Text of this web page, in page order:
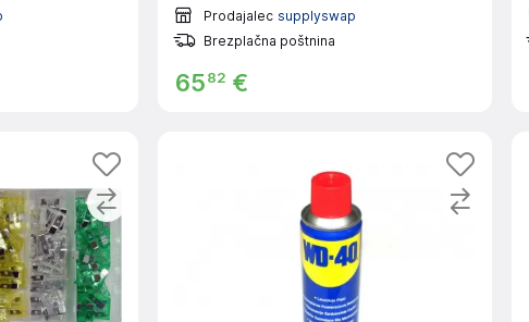
Prodajalec supplyswap
Brezplačna poštnina
6582 €